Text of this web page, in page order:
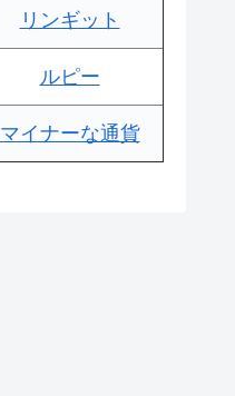
リンギット
ルピー
マイナーな通貨